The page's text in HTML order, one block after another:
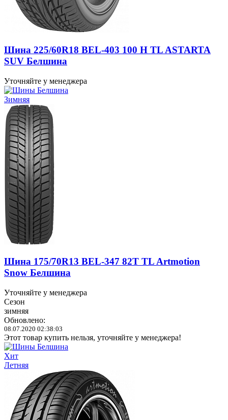
Шина 225/60R18 BEL-403 100 H TL ASTARTA
SUV Белшина
Уточняйте у менеджера
Зимняя
Шина 175/70R13 BEL-347 82T TL Artmotion
Snow Белшина
Уточняйте у менеджера
Сезон
зимняя
Обновлено:
08.07.2020 02:38:03
Этот товар купить нельзя, уточняйте у менеджера!
Хит
Летняя